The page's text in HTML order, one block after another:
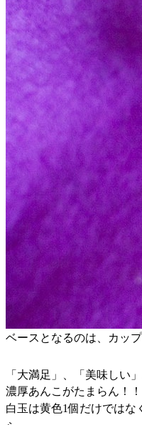
ベースとなるのは、カッ
「大満足」、「美味しい
濃厚あんこがたまらん！！
白玉は黄色1個だけでは